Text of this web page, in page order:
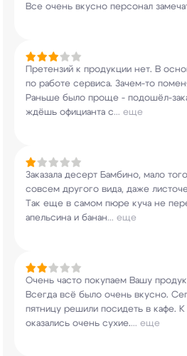
Все очень вкусно персонал
Претензий к продукции нет. В
по работе сервиса. Зачем-то
Раньше было проще - подошёл-
ждёшь официанта с... еще
Заказала десерт Бамбино, мало
совсем другого вида, даже
Так еще в самом пюре куча не
апельсина и банан... еще
Очень часто покупаем Вашу
Всегда всё было очень вкусно.
пятницу решили посидеть в кафе.
оказались очень сухие.... еще